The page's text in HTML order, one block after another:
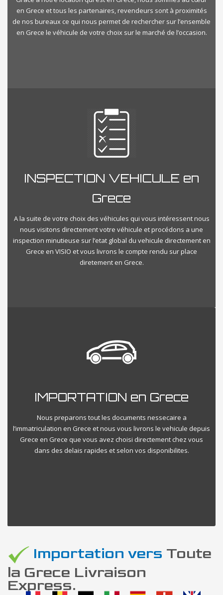
en Grece et tous les partenaires, revendeurs sont à proximités
de nos bureaux ce qui nous permet de rechercher sur l’ensemble
en Grece le véhicule de votre choix sur le marché de l’occasion.
INSPECTION VEHICULE en
Grece
A la suite de votre choix des véhicules qui vous intéressent nous
nous visitons directement votre véhicule et procédons a une
inspection minutieuse sur l’etat global du vehicule directement en
Grece en VISIO et vous livrons le compte rendu sur place
diretement en Grece.
IMPORTATION en Grece
Nous preparons tout les documents nessecaire a
l’immatriculation en Grece et nous vous livrons le vehicule depuis
Grece en Grece que vous avez choisi directement chez vous
dans des delais rapides et selon vos disponibilites.
Importation vers Toute
la Grece Livraison
Express.